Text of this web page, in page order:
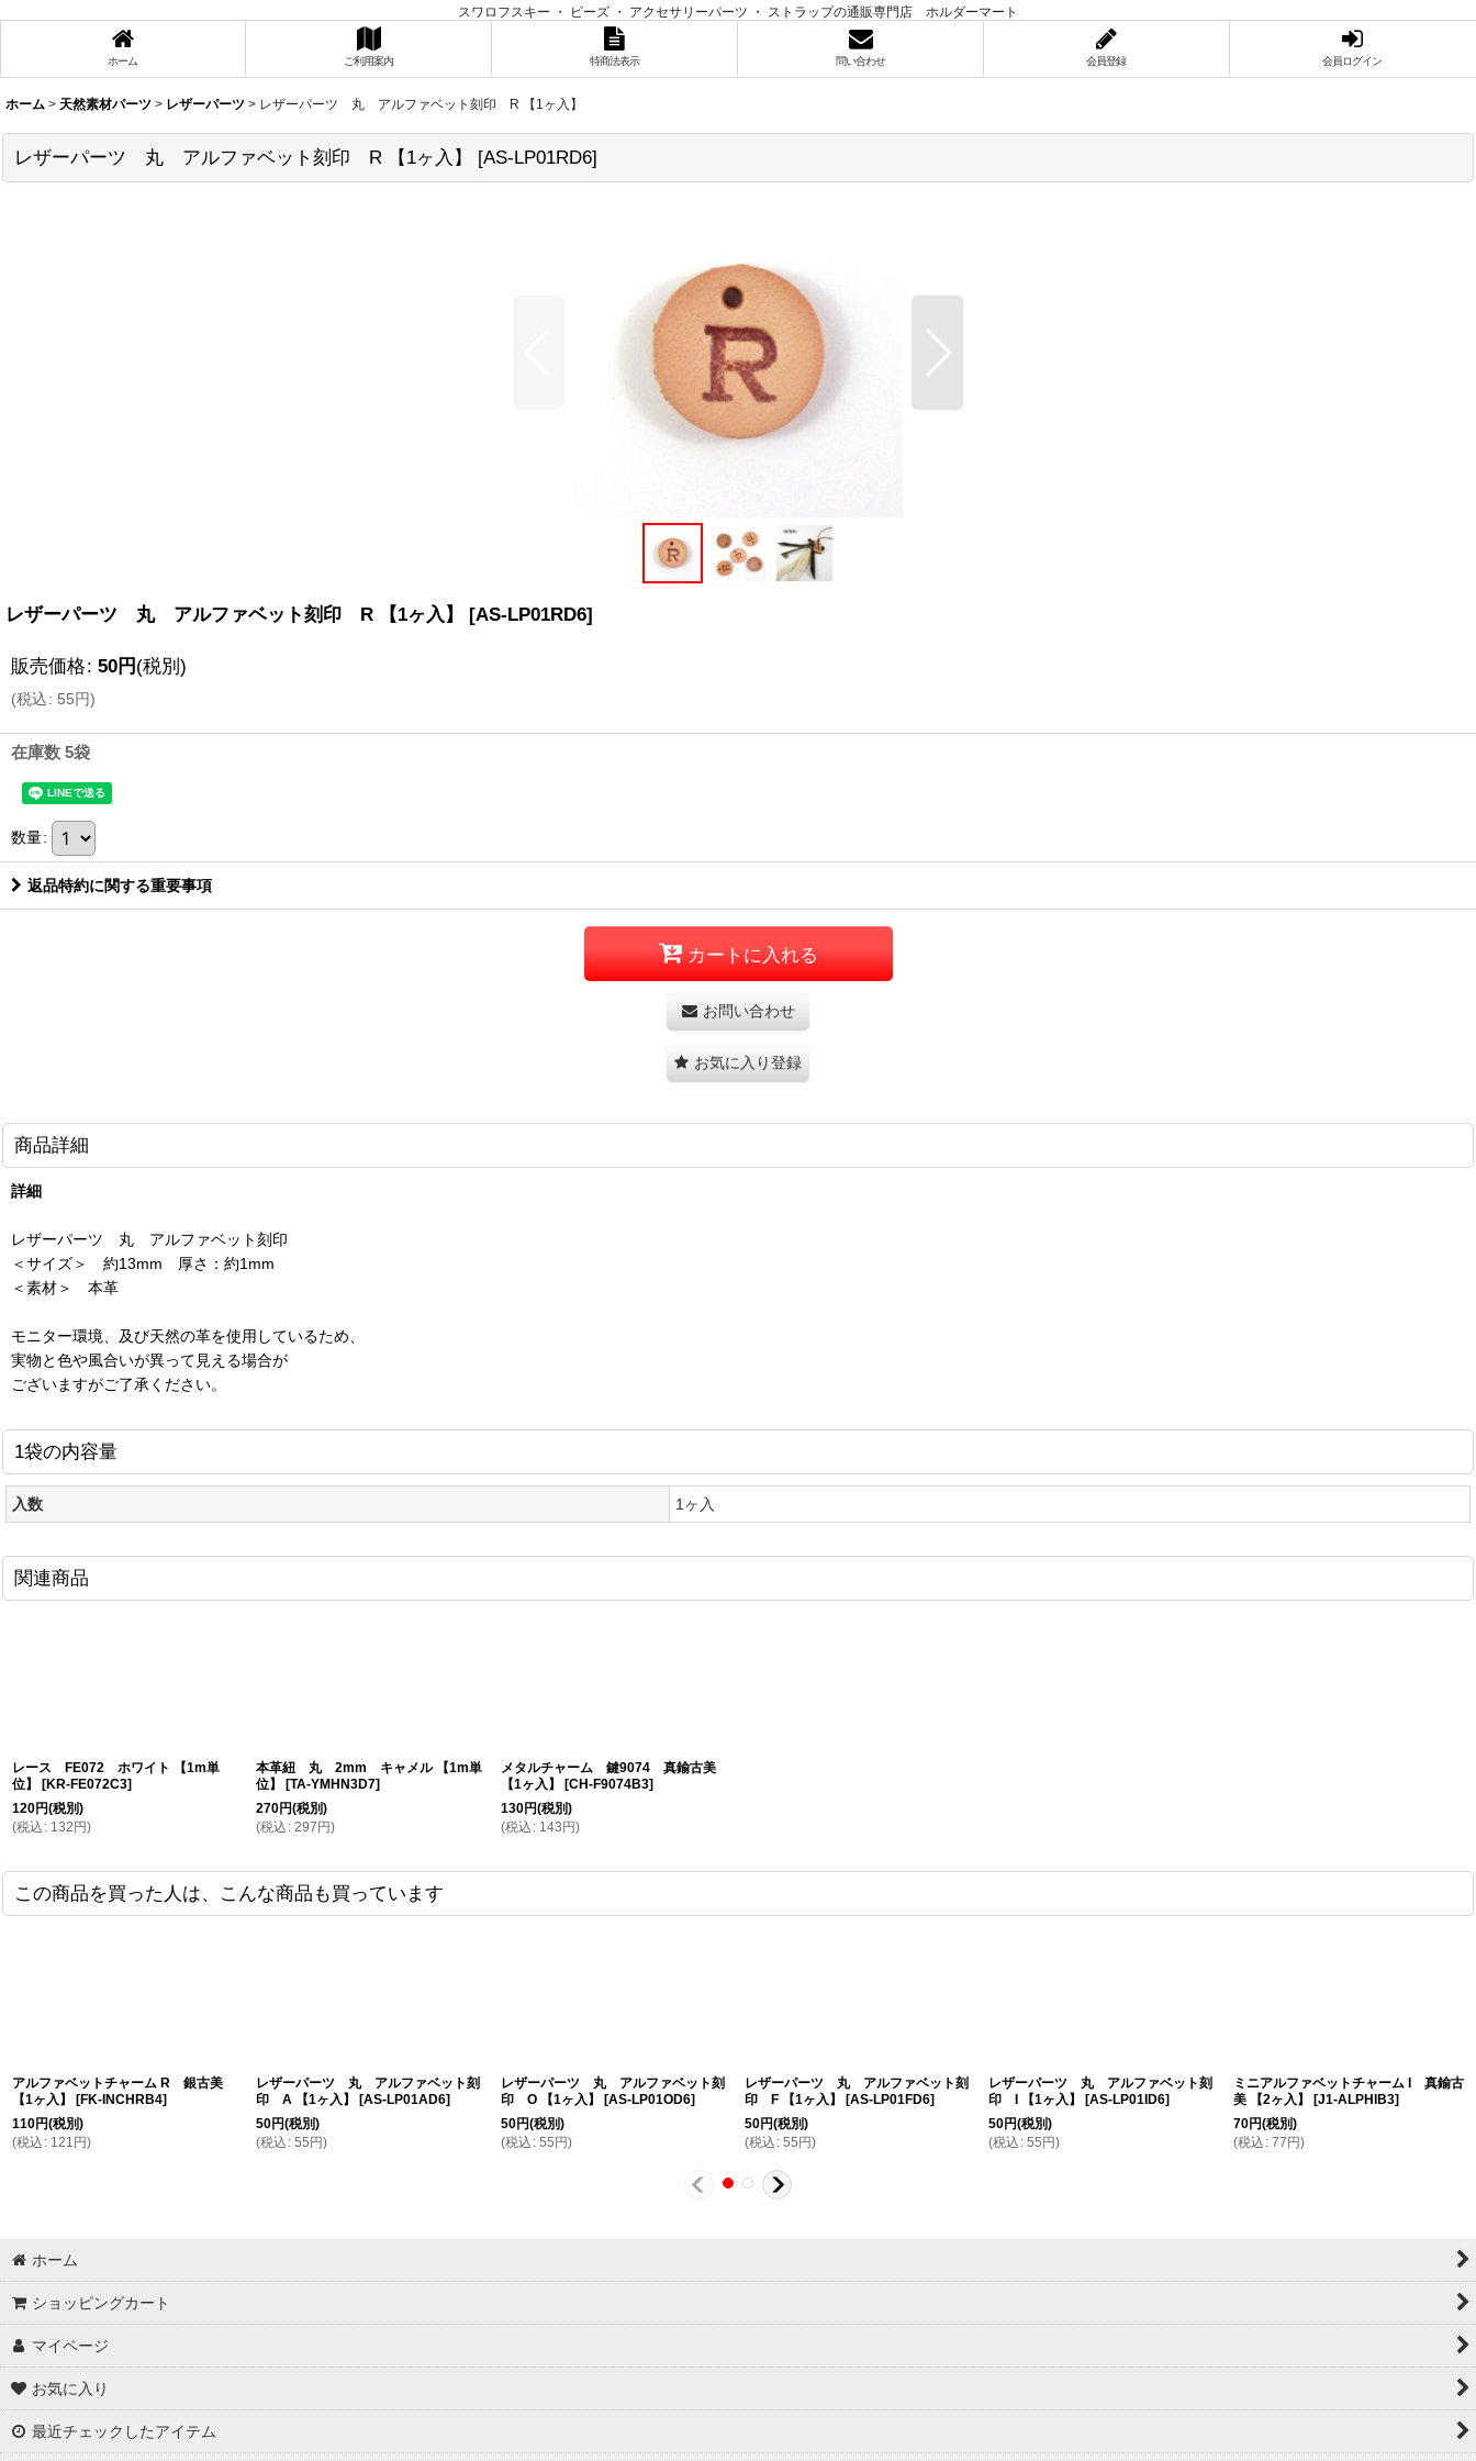
スワロフスキー ・ ビーズ ・ アクセサリーパーツ ・ ストラップの通販専門店 ホルダーマート
ホーム ご利用案内 特商法表示 問い合わせ 会員登録 会員ログイン
ホーム > 天然素材パーツ > レザーパーツ > レザーパーツ 丸 アルファベット刻印 R 【1ヶ入】
レザーパーツ 丸 アルファベット刻印 R 【1ヶ入】 [AS-LP01RD6]
レザーパーツ 丸 アルファベット刻印 R 【1ヶ入】 [AS-LP01RD6]
販売価格: 50円 (税別)
(税込: 55円)
在庫数 5袋
数量:
返品特約に関する重要事項
カートに入れる
お問い合わせ
お気に入り登録
商品詳細
詳細
レザーパーツ 丸 アルファベット刻印
＜サイズ＞ 約13mm 厚さ：約1mm
＜素材＞ 本革
モニター環境、及び天然の革を使用しているため、
実物と色や風合いが異って見える場合が
ございますがご了承ください。
1袋の内容量
入数 1ヶ入
関連商品
レース FE072 ホワイト 【1m単
位】
[KR-FE072C3]
120円(税別)
(税込 : 132 円)
本革紐 丸 2mm キャメル 【1m単
位】
[TA-YMHN3D7]
270円(税別)
(税込 : 297 円)
メタルチャーム 鍵9074 真鍮古美
【1ヶ入】
[CH-F9074B3]
130円(税別)
(税込 : 143 円)
この商品を買った人は、こんな商品も買っています
アルファベットチャーム R 銀古美
【1ヶ入】
[FK-INCHRB4]
110円(税別)
(税込 : 121 円)
レザーパーツ 丸 アルファベット刻
印 A 【1ヶ入】
[AS-LP01AD6]
50円(税別)
(税込 : 55 円)
レザーパーツ 丸 アルファベット刻
印 O 【1ヶ入】
[AS-LP01OD6]
50円(税別)
(税込 : 55 円)
レザーパーツ 丸 アルファベット刻
印 F 【1ヶ入】
[AS-LP01FD6]
50円(税別)
(税込 : 55 円)
レザーパーツ 丸 アルファベット刻
印 I 【1ヶ入】
[AS-LP01ID6]
50円(税別)
(税込 : 55 円)
ミニアルファベットチャーム I 真鍮古
美 【2ヶ入】
[J1-ALPHIB3]
70円(税別)
(税込 : 77 円)
ホーム
ショッピングカート
マイページ
お気に入り
最近チェックしたアイテム